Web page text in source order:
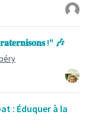
!" 🎶
: Éduquer à la